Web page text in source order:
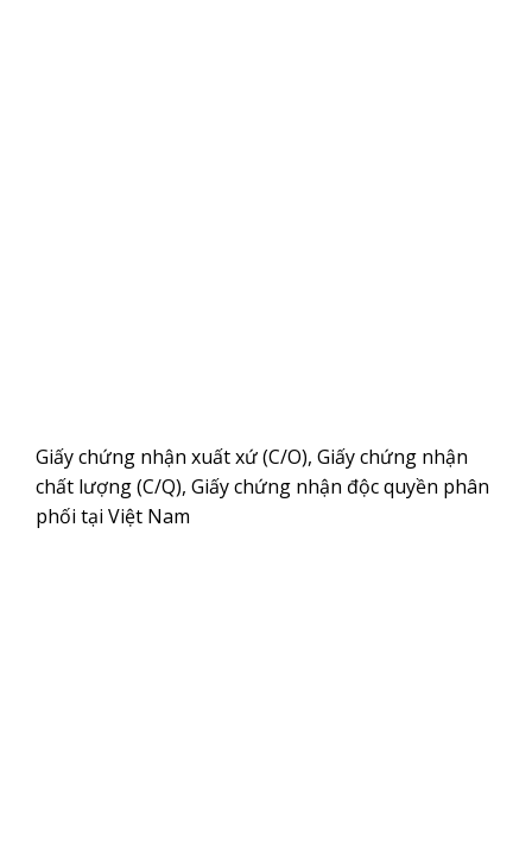
Giấy chứng nhận xuất xứ (C/O), Giấy chứng nhận
chất lượng (C/Q), Giấy chứng nhận độc quyền phân
phối tại Việt Nam